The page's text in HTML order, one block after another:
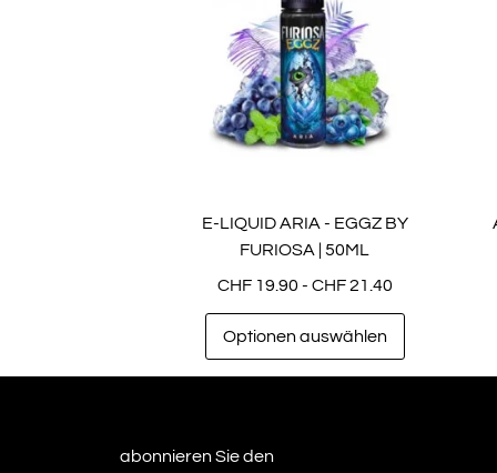
E-LIQUID ARIA - EGGZ BY
FURIOSA | 50ML
CHF19.90 - CHF21.40
Optionen auswählen
abonnieren Sie den